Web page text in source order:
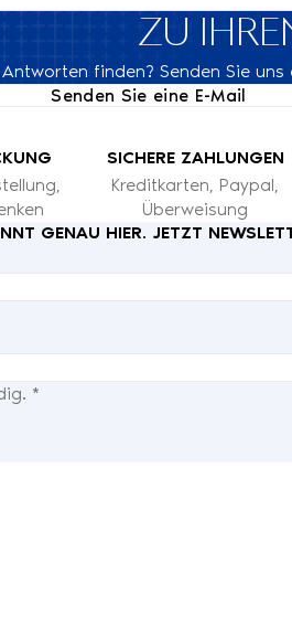
ZU
Antworten finden? Senden Sie
Senden Sie eine E-Mail
SICHERE ZAHLUNGEN
Kreditkarten, Paypal,
Überweisung
GENAU HIER. JETZT
*